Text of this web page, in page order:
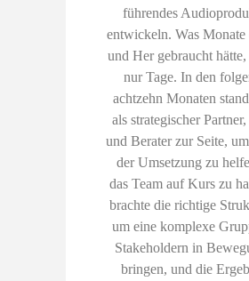
führendes
entwickeln. Was Monate
und Her gebraucht hätte,
nur Tage. In den
achtzehn Monaten
als strategischer
und Berater zur Seite,
der Umsetzung zu
das Team auf Kurs zu
brachte die richtige
um eine komplexe
Stakeholdern in
bringen, und die